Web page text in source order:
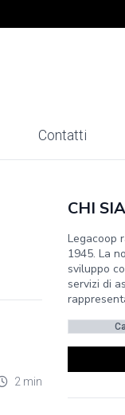
Contatti
2 min
CHI
Legacoop
1945. La
sviluppo
servizi di